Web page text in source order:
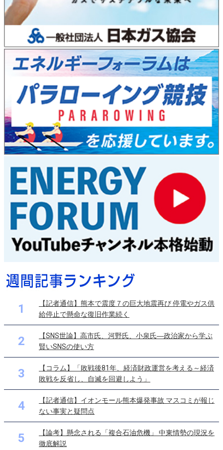
1
【記者通信】熊本で震度７の巨大地震再び 停電やガス供
給停止で懸命な復旧作業続く
2
【SNS世論】高市氏、河野氏、小泉氏―政治家から学ぶ
賢いSNSの使い方
3
【コラム】「敗戦後81年、経済財政運営を考える～経済
敗戦を反省し、自滅を回避しよう」
4
【記者通信】イオンモール熊本爆発事故 マスコミが報じ
ない事実と疑問点
5
【論考】懸念される「複合石油危機」 中東情勢の現況を
徹底解説